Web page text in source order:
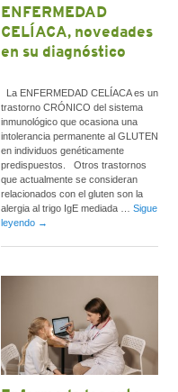
ENFERMEDAD
CELÍACA, novedades
en su diagnóstico
La ENFERMEDAD CELÍACA es un
trastorno CRÓNICO del sistema
inmunológico que ocasiona una
intolerancia permanente al GLUTEN
en individuos genéticamente
predispuestos. Otros trastornos
que actualmente se consideran
relacionados con el gluten son la
alergia al trigo IgE mediada … Sigue
leyendo →